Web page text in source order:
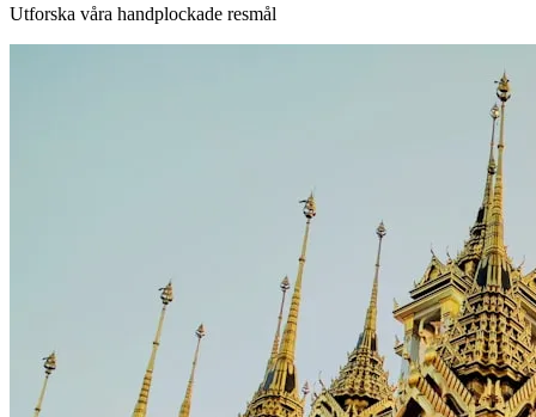
Utforska våra handplockade resmål